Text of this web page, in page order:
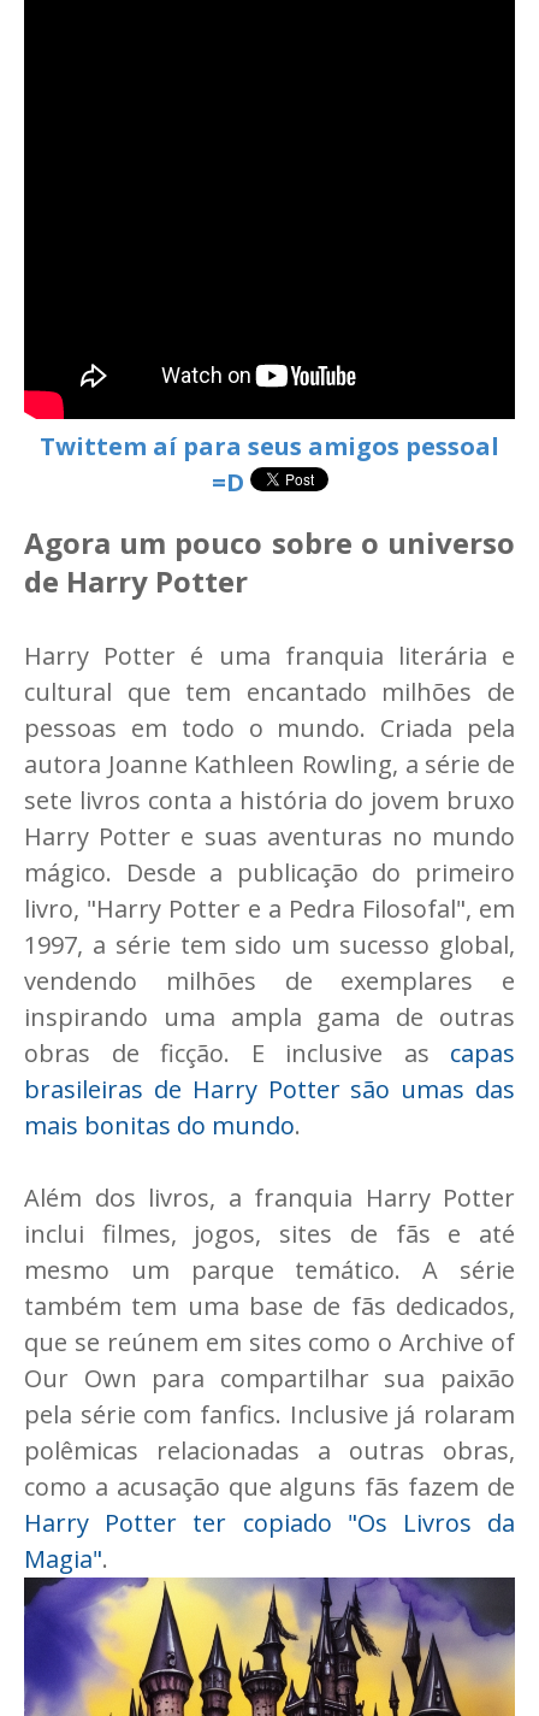
Twittem aí para seus amigos pessoal
=D
Agora um pouco sobre o universo
de Harry Potter
Harry Potter é uma franquia literária e
cultural que tem encantado milhões de
pessoas em todo o mundo. Criada pela
autora Joanne Kathleen Rowling, a série de
sete livros conta a história do jovem bruxo
Harry Potter e suas aventuras no mundo
mágico. Desde a publicação do primeiro
livro, "Harry Potter e a Pedra Filosofal", em
1997, a série tem sido um sucesso global,
vendendo milhões de exemplares e
inspirando uma ampla gama de outras
obras de ficção. E inclusive as capas
brasileiras de Harry Potter são umas das
mais bonitas do mundo.
Além dos livros, a franquia Harry Potter
inclui filmes, jogos, sites de fãs e até
mesmo um parque temático. A série
também tem uma base de fãs dedicados,
que se reúnem em sites como o Archive of
Our Own para compartilhar sua paixão
pela série com fanfics. Inclusive já rolaram
polêmicas relacionadas a outras obras,
como a acusação que alguns fãs fazem de
Harry Potter ter copiado "Os Livros da
Magia".